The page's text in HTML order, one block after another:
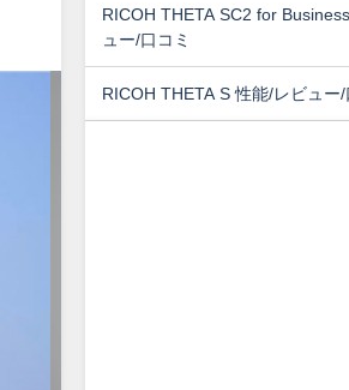
RICOH THETA SC2 for
ュー/口コミ
RICOH THETA S 性能/レビュー/